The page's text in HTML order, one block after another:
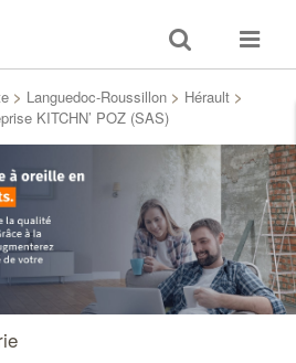
Toggle
search
Toggle
> Languedoc-Roussillon > Hérault >
KITCHN’ POZ (SAS)